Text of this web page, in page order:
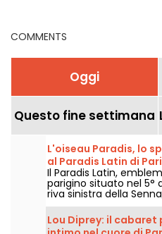
COMMENTS
Oggi
Questo fine settimana
L'oiseau Paradis, lo
al Paradis Latin di
Il Paradis Latin,
parigino situato nel 5°
riva sinistra della
spettacolo di revue,
in un ambiente
festosa. La revue
Lou Diprey: il cabaret